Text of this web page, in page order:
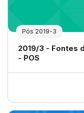
Pós 2019-3
Nome da
2019/3 - Fontes
- POS